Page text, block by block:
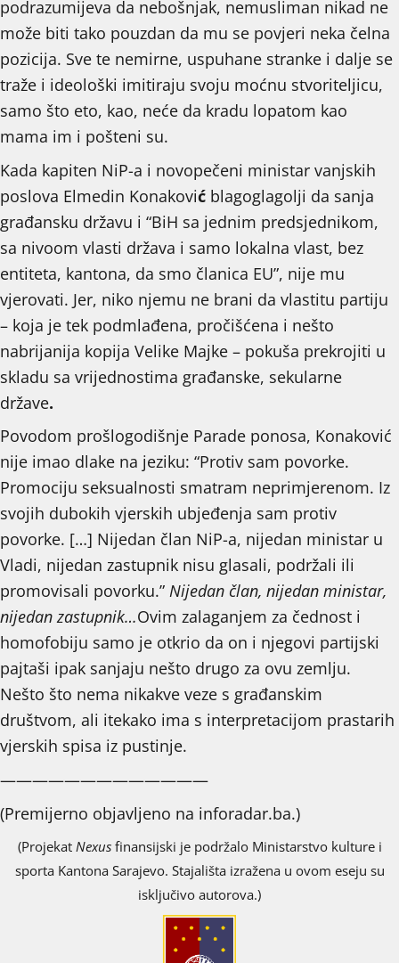
podrazumijeva da nebošnjak, nemusliman nikad ne
može biti tako pouzdan da mu se povjeri neka čelna
pozicija. Sve te nemirne, uspuhane stranke i dalje se
traže i ideološki imitiraju svoju moćnu stvoriteljicu,
samo što eto, kao, neće da kradu lopatom kao
mama im i pošteni su.
Kada kapiten NiP-a i novopečeni ministar vanjskih
poslova Elmedin Konaković blagoglagolji da sanja
građansku državu i “BiH sa jednim predsjednikom,
sa nivoom vlasti država i samo lokalna vlast, bez
entiteta, kantona, da smo članica EU”, nije mu
vjerovati. Jer, niko njemu ne brani da vlastitu partiju
– koja je tek podmlađena, pročišćena i nešto
nabrijanija kopija Velike Majke – pokuša prekrojiti u
skladu sa vrijednostima građanske, sekularne
države.
Povodom prošlogodišnje Parade ponosa, Konaković
nije imao dlake na jeziku: “Protiv sam povorke.
Promociju seksualnosti smatram neprimjerenom. Iz
svojih dubokih vjerskih ubjeđenja sam protiv
povorke. […] Nijedan član NiP-a, nijedan ministar u
Vladi, nijedan zastupnik nisu glasali, podržali ili
promovisali povorku.” Nijedan član, nijedan ministar,
nijedan zastupnik…Ovim zalaganjem za čednost i
homofobiju samo je otkrio da on i njegovi partijski
pajtaši ipak sanjaju nešto drugo za ovu zemlju.
Nešto što nema nikakve veze s građanskim
društvom, ali itekako ima s interpretacijom prastarih
vjerskih spisa iz pustinje.
—————————————
(Premijerno objavljeno na inforadar.ba.)
(Projekat Nexusfinansijski je podržalo Ministarstvo kulture i
sporta Kantona Sarajevo. Stajališta izražena u ovom eseju su
isključivo autorova.)